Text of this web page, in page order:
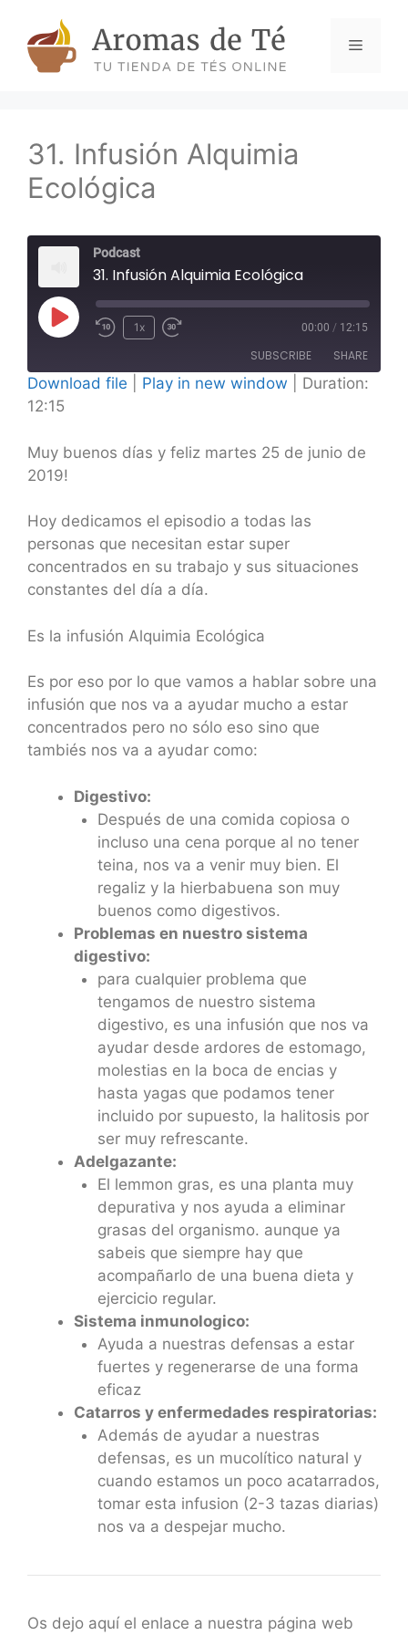
content
Menu
31. Infusión Alquimia
Ecológica
Podcast
31. Infusión Alquimia Ecológica
Play
1x 00:00 / 12:15
SUBSCRIBE SHARE
SHARE
LINK
Download file Play in new window
Duration:
12:15
Muy buenos días y feliz martes 25 de junio de
2019!
Hoy dedicamos el episodio a todas las
personas que necesitan estar super
concentrados en su trabajo y sus situaciones
constantes del día a día.
Es la infusión Alquimia Ecológica
Es por eso por lo que vamos a hablar sobre una
infusión que nos va a ayudar mucho a estar
concentrados pero no sólo eso sino que
tambiés nos va a ayudar como:
Digestivo:
Después de una comida copiosa o
incluso una cena porque al no tener
teina, nos va a venir muy bien. El
regaliz y la hierbabuena son muy
buenos como digestivos.
Problemas en nuestro sistema
digestivo:
para cualquier problema que
tengamos de nuestro sistema
digestivo, es una infusión que nos va
ayudar desde ardores de estomago,
molestias en la boca de encias y
hasta yagas que podamos tener
incluido por supuesto, la halitosis por
ser muy refrescante.
Adelgazante:
El lemmon gras, es una planta muy
depurativa y nos ayuda a eliminar
grasas del organismo. aunque ya
sabeis que siempre hay que
acompañarlo de una buena dieta y
ejercicio regular.
Sistema inmunologico:
Ayuda a nuestras defensas a estar
fuertes y regenerarse de una forma
eficaz
Catarros y enfermedades respiratorias:
Además de ayudar a nuestras
defensas, es un mucolítico natural y
cuando estamos un poco acatarrados,
tomar esta infusion (2-3 tazas diarias)
nos va a despejar mucho.
Os dejo aquí el enlace a nuestra página web